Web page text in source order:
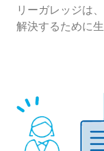
リーガレッジは
解決するために